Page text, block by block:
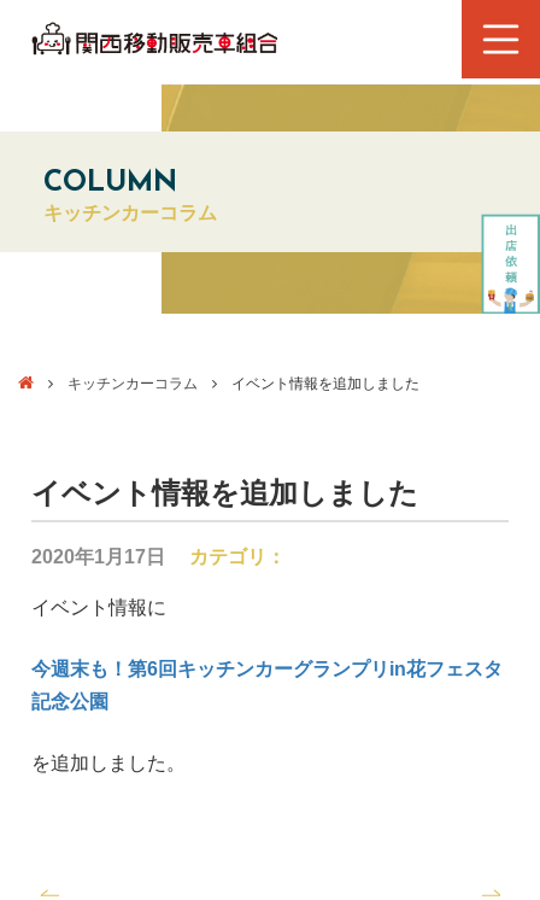
COLUMN
キッチンカーコラム
キッチンカーコラム イベント情報を追加しました
イベント情報を追加しました
2020年1月17日 カテゴリ：
イベント情報に
今週末も！第6回キッチンカーグランプリin花フェスタ
記念公園
を追加しました。